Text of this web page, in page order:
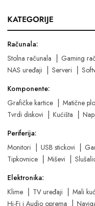
KATEGORIJE
Računala:
Stolna računala
Gaming
NAS uređaji
Serveri
Komponente:
Grafičke kartice
Matične
Tvrdi diskovi
Kućišta
Periferija:
Monitori
USB stickovi
Tipkovnice
Miševi
Elektronika:
Klime
TV uređaji Mali
Hi-Fi i Audio oprema